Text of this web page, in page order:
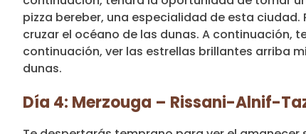
pizza bereber, una especialidad de esta
cruzar el océano de las dunas. A continuación,
continuación, ver las estrellas brillantes arriba
dunas.
Día 4: Merzouga – Rissani-Alnif-